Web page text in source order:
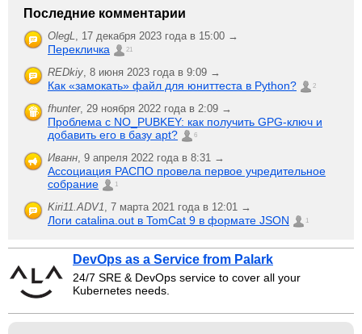
Последние комментарии
OlegL, 17 декабря 2023 года в 15:00 →
Перекличка 21
REDkiy, 8 июня 2023 года в 9:09 →
Как «замокать» файл для юниттеста в Python? 2
fhunter, 29 ноября 2022 года в 2:09 →
Проблема с NO_PUBKEY: как получить GPG-ключ и
добавить его в базу apt?
6
Иванн, 9 апреля 2022 года в 8:31 →
Ассоциация РАСПО провела первое учредительное
собрание
1
Kiri11.ADV1, 7 марта 2021 года в 12:01 →
Логи catalina.out в TomCat 9 в формате JSON 1
DevOps as a Service from Palark
24/7 SRE & DevOps service to cover all your
Kubernetes needs.